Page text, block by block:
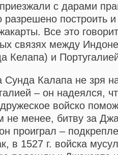
с дарами
построить
Все это
связях между
Келапа) и
Сунда Калапа не зря
– он надеялся,
войско
не менее, битву за
проиграл –
в 1527 г. войска